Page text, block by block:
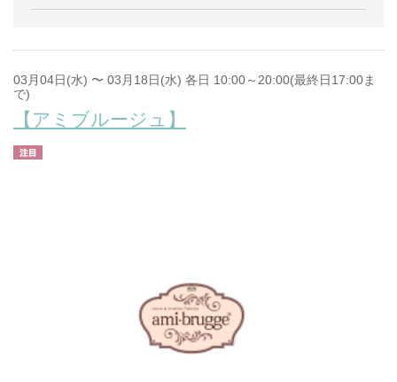
03月04日(水) 〜 03月18日(水) 各日 10:00～20:00(最終日17:00ま
で)
【アミブルージュ】